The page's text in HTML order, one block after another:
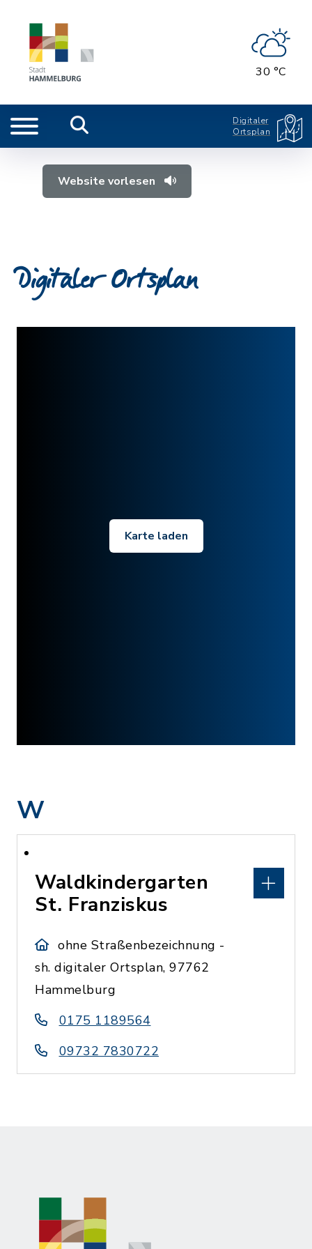
30 °C
Digitaler
Ortsplan
Website vorlesen
Digitaler Ortsplan
Karte laden
W
Waldkindergarten
St. Franziskus
ohne Straßenbezeichnung -
sh. digitaler Ortsplan, 97762
Hammelburg
0175 1189564
09732 7830722